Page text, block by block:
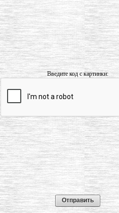
Введите код с картинки: